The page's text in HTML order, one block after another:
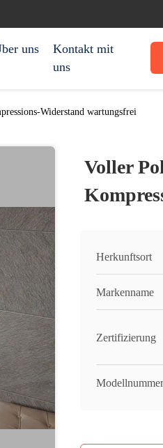
uns
Kontakt mit
uns
Widerstand wartungsfrei
Voller
Herkunftsort
Markenname
Zertifizierung
Modellnummer